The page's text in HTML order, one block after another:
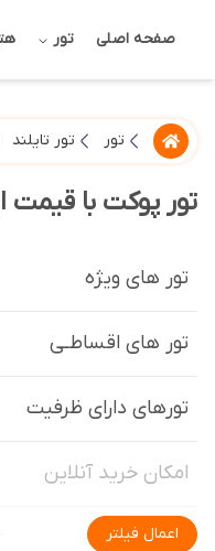
صفحه اصلی تور
تور تور تایلند
تور پوکت با قیمت
تور های ویژه
تور های اقساطـی
تورهای دارای ظرفیت
امکان خرید آنلاین
اعمال فیلتر